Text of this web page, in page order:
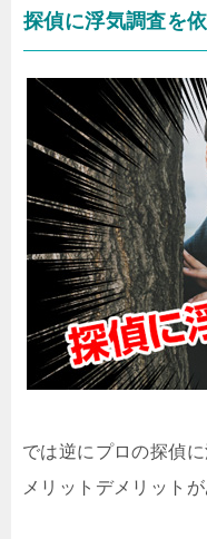
探偵に浮気調査を
では逆にプロの探偵
メリットデメリット